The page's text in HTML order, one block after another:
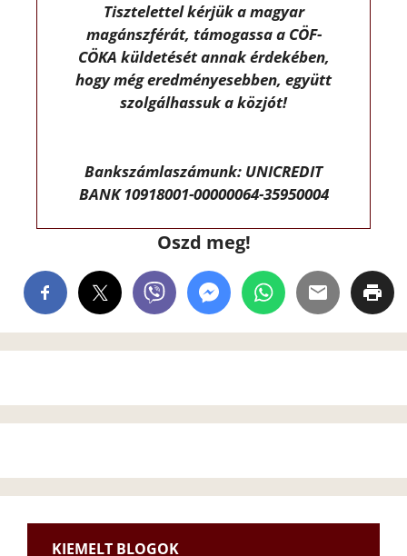
Tisztelettel kérjük a magyar
magánszférát, támogassa a CÖF-
CÖKA küldetését annak érdekében,
hogy még eredményesebben, együtt
szolgálhassuk a közjót!
Bankszámlaszámunk: UNICREDIT
BANK 10918001-00000064-35950004
Oszd meg!
KIEMELT BLOGOK